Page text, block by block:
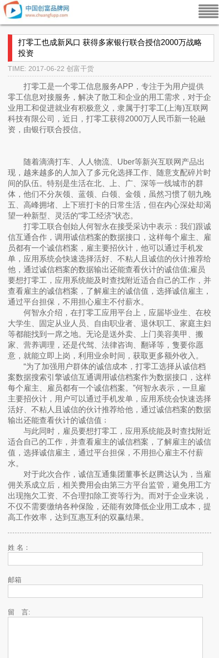
打零工也成新风口 获得多家银行联合授信2000万战略
投资
TIME: 2017-06-22 创富干货
打零工是一个零工信息服务APP，专注于为用户提供
零工信息对接服务，解决了散工和企业的用工需求，对于企
业用工和促进就业有积极意义，隶属于打零工(上海)互联网
科技有限公司，近日，打零工获得2000万人民币新一轮融
资，由银行联合授信。
随着滴滴打车、人人物流、Uber等新兴互联网产品出
现，越来越多的人加入了多元化选择工作、随意支配碎片时
间的队伍。特别是生活在北、上、广、深等一线城市的群
体，他们不分灰领、蓝领、白领、金领，虽然习惯了朝九晚
五、高峰拥堵、上下班打卡的日常生活，但在内心深处却渴
望一种新型、灵活的“零工经济”状态。
打零工联合创始人何智永在接受采访中表示：我们跟诚
信互通合作，调用诚信档案的数据接口，这样每个雇主、雇
员都有一个诚信档案，雇主要招伙计，他可以通过手机发
单，应用系统会快速选择活好、不粘人且诚信的伙计推荐给
他，通过诚信档案的数据输出还能查看伙计的诚信值;雇员
要想打零工，应用系统能及时查找附近适合自己的工作，并
查看雇主的诚信档案，了解雇主的诚信值，选择诚信雇主，
通过平台担保，不用担心雇主不付薪水。
何智永介绍，在打零工应用平台上，应届毕业生、在校
大学生、固定从业人员、自由职业者、退休职工、家庭主妇
等都能找到一席之地。无论是送外卖、上门美容美甲、搬
家、营养调理，还是代驾、法律咨询、翻译等，隻要你愿
意，就能立即上岗，利用业余时间，获取更多额外收入。
“为了加强用户群体的诚信成本，打零工选择从诚信档
案数据搜索引擎诚信互通调用诚信档案作为数据接口，这样
每个雇主、雇员都有一个诚信档案。”何智永表示，一旦雇
主要招伙计，用户可以通过手机发单，应用系统会快速选择
活好、不粘人且诚信的伙计推荐给他，通过诚信档案的数据
输出还能查看伙计的诚信值﹔
与此同时，雇员要想打零工，应用系统能及时查找附近
适合自己的工作，并查看雇主的诚信档案，了解雇主的诚信
值，选择诚信雇主，通过平台担保，不用担心雇主不付薪
水。
对于此次合作，诚信互通集团董事长赵腾达认为，当雇
佣关系成立后，相关费用会由第三方平台监管，避免用工方
出现拖欠工资、不合理扣除工资等行为。而对于企业来说，
不仅不需要缴纳各种保险，还能有效降低企业用工成本，提
高工作效率，达到互惠互利的双赢结果。
姓 名：
邮箱
留 言: